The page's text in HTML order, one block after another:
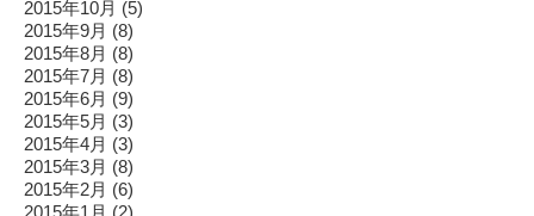
2015年10月 (5)
2015年9月 (8)
2015年8月 (8)
2015年7月 (8)
2015年6月 (9)
2015年5月 (3)
2015年4月 (3)
2015年3月 (8)
2015年2月 (6)